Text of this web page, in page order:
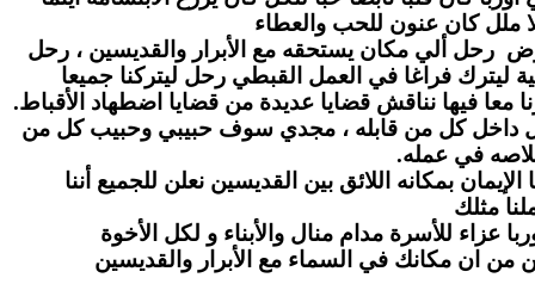
ملل كان عنون للحب والعطاء
رحل ألي مكان يستحقه مع الأبرار والقديسين ، رحل
ليترك فراغا في العمل القبطي رحل ليتركنا جميعا
فيها نناقش قضايا عديدة من قضايا اضطهاد الأقباط.
داخل كل من قابله ، مجدي سوف حبيبي وحبيب كل من
في عمله.
بمكانه اللائق بين القديسين نعلن للجميع أننا
مثلك
عزاء للأسرة مدام منال والأبناء و لكل الأخوة
من ان مكانك في السماء مع الأبرار والقديسين